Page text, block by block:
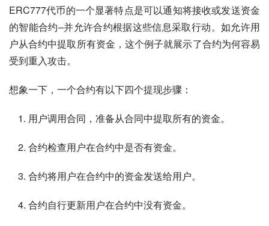
ERC777代币的一个显著特点是可以通知将接收或发送资金
的智能合约–并允许合约根据这些信息采取行动。如允许用
户从合约中提取所有资金，这个例子就展示了合约为何容易
受到重入攻击。
想象一下，一个合约有以下四个提现步骤：
用户调用合同，准备从合同中提取所有的资金。
合约检查用户在合约中是否有资金。
合约将用户在合约中的资金发送给用户。
合约自行更新用户在合约中没有资金。